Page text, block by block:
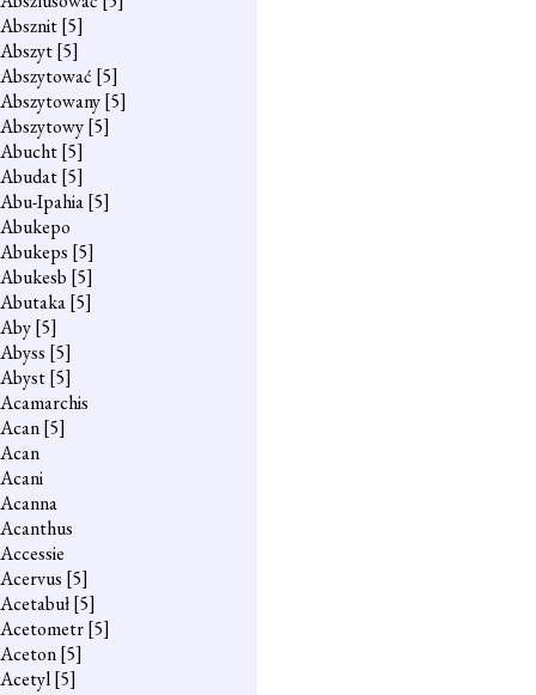
Absznit[5]
Abszyt[5]
Abszytować [5]
Abszytowany[5]
Abszytowy[5]
Abucht[5]
Abudat[5]
Abu-Ipahia[5]
Abukepo
Abukeps [5]
Abukesb [5]
Abutaka[5]
Aby[5]
Abyss [5]
Abyst[5]
Acamarchis
Acan[5]
Acan
Acani
Acanna
Acanthus
Accessie
Acervus [5]
Acetabuł[5]
Acetometr[5]
Aceton[5]
Acetyl[5]